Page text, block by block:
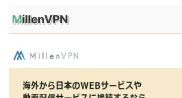
MillenVPN